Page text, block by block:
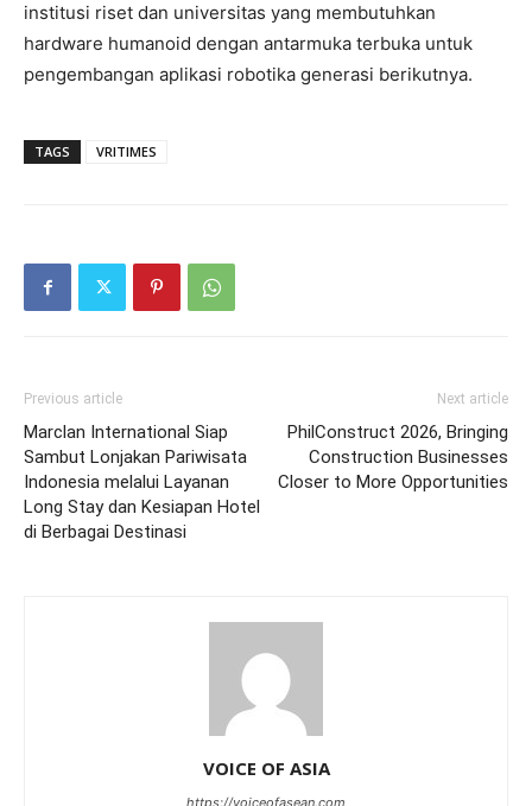
institusi riset dan universitas yang membutuhkan
hardware humanoid dengan antarmuka terbuka untuk
pengembangan aplikasi robotika generasi berikutnya.
TAGS VRITIMES
Previous article
Marclan International Siap
Sambut Lonjakan Pariwisata
Indonesia melalui Layanan
Long Stay dan Kesiapan Hotel
di Berbagai Destinasi
Next article
PhilConstruct 2026, Bringing
Construction Businesses
Closer to More Opportunities
VOICE OF ASIA